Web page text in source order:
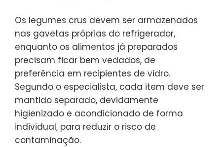
Os legumes crus devem ser armazenados
nas gavetas próprias do refrigerador,
enquanto os alimentos já preparados
precisam ficar bem vedados, de
preferência em recipientes de vidro.
Segundo o especialista, cada item deve ser
mantido separado, devidamente
higienizado e acondicionado de forma
individual, para reduzir o risco de
contaminação.